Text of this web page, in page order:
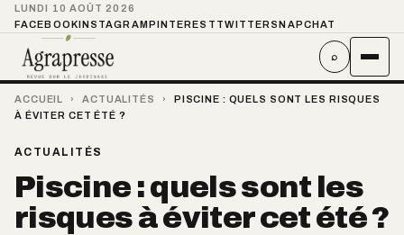
LUNDI 10 AOÛT 2026
FACEBOOKINSTAGRAMPINTEREST TWITTER SNAPCHAT
⌕
ACCUEIL › ACTUALITÉS ›
PISCINE : QUELS SONT LES RISQUES
À ÉVITER CET ÉTÉ ?
ACTUALITÉS
Piscine : quels sont les
risques à éviter cet été ?